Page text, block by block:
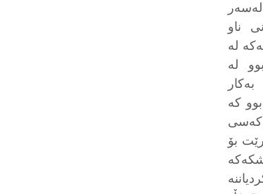
ناو
لە
لە
کە
كەسی
بۆ